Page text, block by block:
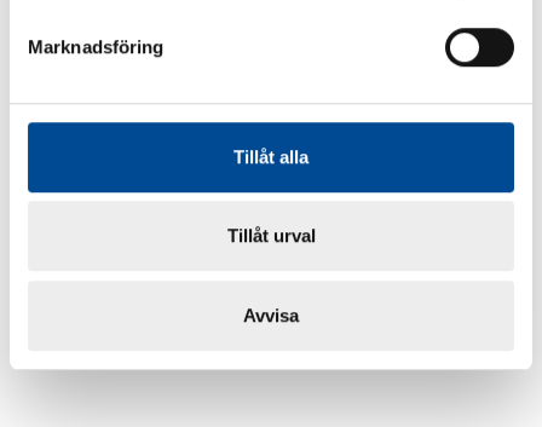
Marknadsföring
Tillåt alla
Tillåt urval
Avvisa